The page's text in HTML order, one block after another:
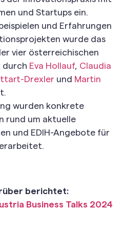
und Startups ein.
und Erfahrungen
wurde das
vier österreichischen
durch Eva Hollauf, Claudia
Drexler und Martin
wurden konkrete
rund um aktuelle
und EDIH-Angebote für
berichtet:
Business Talks 2024